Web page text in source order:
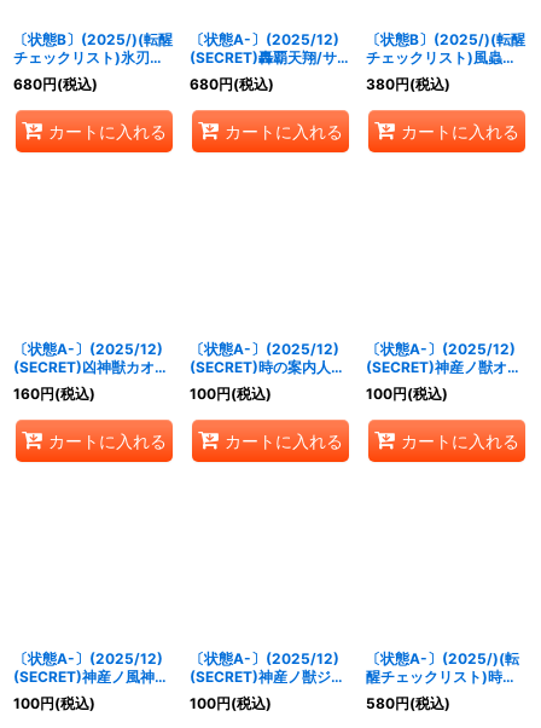
〔状態B〕(2025/)(転醒
チェックリスト)氷刃姫
プリヘーリア/大氷斧の
姫君プリヘーリア【-】
{BS55-044}《白》
680円(税込)
カートに入れる
〔状態A-〕(2025/12)
(SECRET)轟覇天翔/サイ
ゴード・ゴレム・オリジ
ン【転醒X-SEC】
{BSC47-
RVTX07a/BSC47-
RVTX07b}《青》
680円(税込)
カートに入れる
〔状態B〕(2025/)(転醒
チェックリスト)風蟲円
舞/ドルクス・ウシワ
カ・オリジン【-】
{BSC47-RVTX03}
《緑》
380円(税込)
カートに入れる
〔状態A-〕(2025/12)
(SECRET)凶神獣カオ
ス・ペガサロス(BSC47
収録)【M-SEC】
{BS59-CP05}《黄》
160円(税込)
カートに入れる
〔状態A-〕(2025/12)
(SECRET)時の案内人ウ
ォッチャ【R-SEC】
{BSC47-009}《青》
100円(税込)
カートに入れる
〔状態A-〕(2025/12)
(SECRET)神産ノ獣オオ
ヤビコ【R-SEC】
{BSC47-003}《緑》
100円(税込)
カートに入れる
〔状態A-〕(2025/12)
(SECRET)神産ノ風神シ
ナツヒコ(BSC47収録)
【R-SEC】{BS55-035}
100円(税込)
〔状態A-〕(2025/12)
(SECRET)神産ノ獣ジュ
モクノシカ【C-SEC】
{BSC47-002}《緑》
100円(税込)
〔状態A-〕(2025/)(転
醒チェックリスト)時間
双龍タイムラー・ダイム
ラー/時空竜軍団長タイ
580円(税込)